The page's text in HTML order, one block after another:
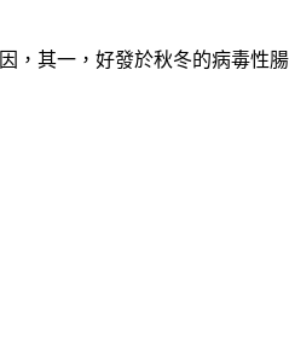
，其一，好發於秋冬的病毒性